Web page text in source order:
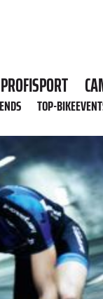
PROFISPORT
TOP-